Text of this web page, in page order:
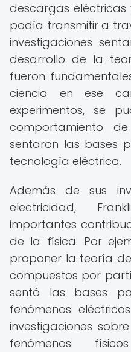
descargas
podía transmitir a
investigaciones
desarrollo de la
fueron
ciencia en ese
experimentos, se
comportamiento
sentaron las bases
tecnología eléctrica.
Además de sus
electricidad,
importantes
de la física. Por
proponer la teoría
compuestos por
sentó las bases
fenómenos
investigaciones
fenómenos